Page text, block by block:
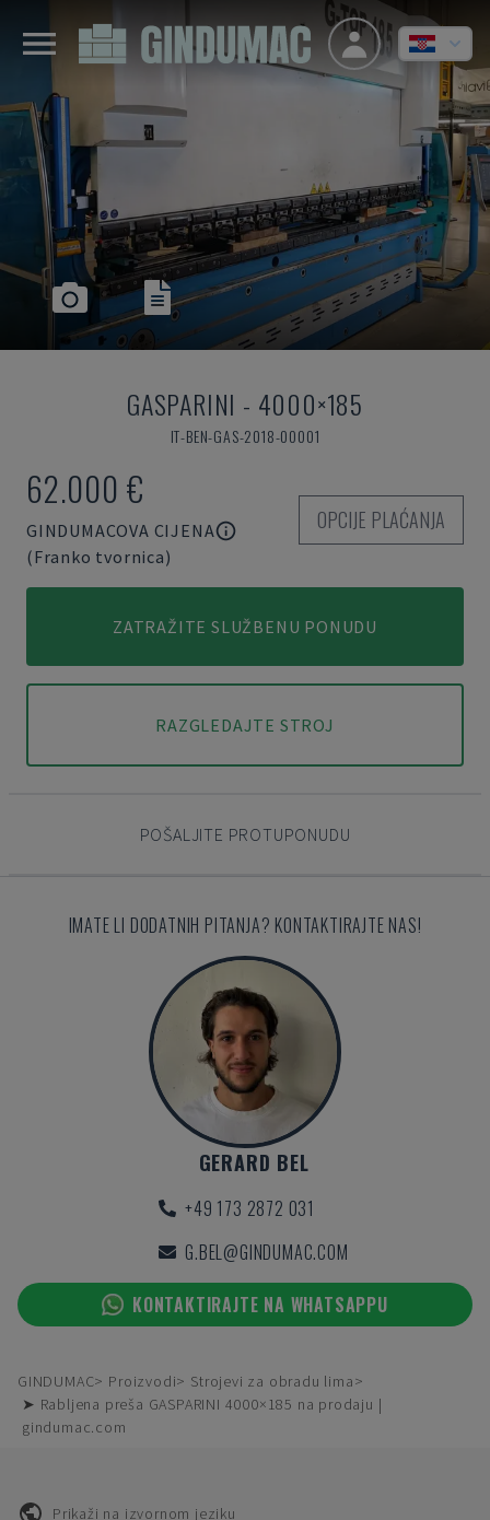
GASPARINI - 4000×185
IT-BEN-GAS-2018-00001
62.000 €
GINDUMACOVA CIJENA
(Franko tvornica)
OPCIJE PLAĆANJA
ZATRAŽITE SLUŽBENU PONUDU
RAZGLEDAJTE STROJ
POŠALJITE PROTUPONUDU
IMATE LI DODATNIH PITANJA? KONTAKTIRAJTE NAS!
GERARD BEL
+49 173 2872 031
G.BEL@GINDUMAC.COM
KONTAKTIRAJTE NA WHATSAPPU
GINDUMAC Proizvodi
Strojevi za obradu lima
➤ Rabljena preša GASPARINI 4000×185 na prodaju |
gindumac.com
Prikaži na izvornom jeziku